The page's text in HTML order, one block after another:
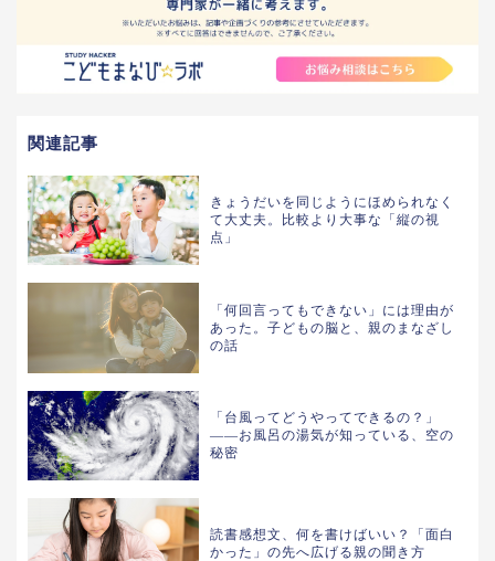
関連記事
きょうだいを同じようにほめられなく
て大丈夫。比較より大事な「縦の視
点」
「何回言ってもできない」には理由が
あった。子どもの脳と、親のまなざし
の話
「台風ってどうやってできるの？」
——お風呂の湯気が知っている、空の
秘密
読書感想文、何を書けばいい？「面白
かった」の先へ広げる親の聞き方